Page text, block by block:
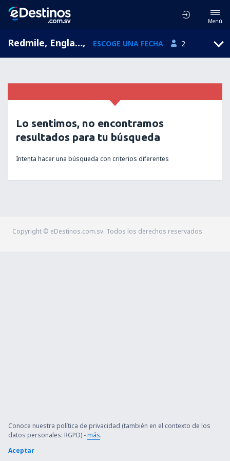
Menú
Redmile, England, Reino Unido, ESCOGE UNA FECHA 2
Lo sentimos, no encontramos
resultados para tu búsqueda
Intenta hacer una búsqueda con criterios diferentes
Copyright © eDestinos.com.sv. Todos los derechos reservados.
Conoce nuestra política de privacidad (también en el contexto de los
datos personales: RGPD) -más.
Aceptar